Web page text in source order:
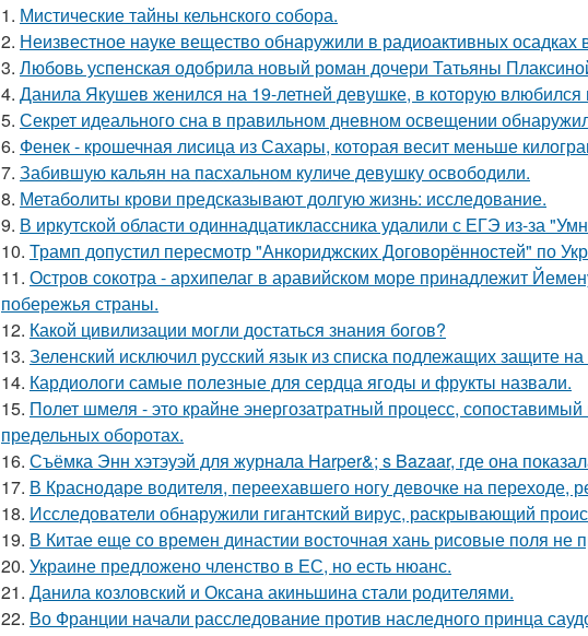
1. Мистические тайны кельнского собора.
2. Неизвестное науке вещество обнаружили в радиоактивных осадках
3. Любовь успенская одобрила новый роман дочери Татьяны
4. Данила Якушев женился на 19-летней девушке, в которую влюбился
5. Секрет идеального сна в правильном дневном освещении
6. Фенек - крошечная лисица из Сахары, которая весит меньше
7. Забившую кальян на пасхальном куличе девушку освободили.
8. Метаболиты крови предсказывают долгую жизнь: исследование.
9. В иркутской области одиннадцатиклассника удалили с ЕГЭ из-за
10. Трамп допустил пересмотр "Анкориджских Договорённостей" по
11. Остров сокотра - архипелаг в аравийском море принадлежит
побережья страны.
12. Какой цивилизации могли достаться знания богов?
13. Зеленский исключил русский язык из списка подлежащих защите на
14. Кардиологи самые полезные для сердца ягоды и фрукты назвали.
15. Полет шмеля - это крайне энергозатратный процесс,
предельных оборотах.
16. Съёмка Энн хэтэуэй для журнала Harper&; s Bazaar, где она
17. В Краснодаре водителя, переехавшего ногу девочке на переходе,
18. Исследователи обнаружили гигантский вирус, раскрывающий
19. В Китае еще со времен династии восточная хань рисовые поля не
20. Украине предложено членство в ЕС, но есть нюанс.
21. Данила козловский и Оксана акиньшина стали родителями.
22. Во Франции начали расследование против наследного принца